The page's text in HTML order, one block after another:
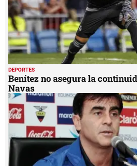
DEPORTES
Benítez no asegura la
Navas